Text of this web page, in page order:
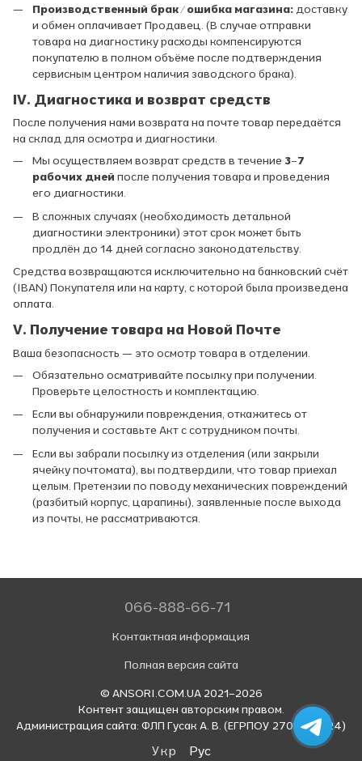
Производственный брак / ошибка магазина: доставку
и обмен оплачивает Продавец. (В случае отправки
товара на диагностику расходы компенсируются
покупателю в полном объёме после подтверждения
сервисным центром наличия заводского брака).
IV. Диагностика и возврат средств
После получения нами возврата на почте товар передаётся
на склад для осмотра и диагностики.
Мы осуществляем возврат средств в течение 3–7
рабочих дней после получения товара и проведения
его диагностики.
В сложных случаях (необходимость детальной
диагностики электроники) этот срок может быть
продлён до 14 дней согласно законодательству.
Средства возвращаются исключительно на банковский счёт
(IBAN) Покупателя или на карту, с которой была произведена
оплата.
V. Получение товара на Новой Почте
Ваша безопасность — это осмотр товара в отделении.
Обязательно осматривайте посылку при получении.
Проверьте целостность и комплектацию.
Если вы обнаружили повреждения, откажитесь от
получения и составьте Акт с сотрудником почты.
Если вы забрали посылку из отделения (или закрыли
ячейку почтомата), вы подтвердили, что товар приехал
целым. Претензии по поводу механических повреждений
(разбитый корпус, царапины), заявленные после выхода
из почты, не рассматриваются.
066-888-66-71
Контактная информация
Полная версия сайта
© ANSORI.COM.UA 2021–2026
Контент защищен авторским правом.
Администрация сайта: ФЛП Гусак А. В. (ЕГРПОУ 2708314524)
Укр Рус